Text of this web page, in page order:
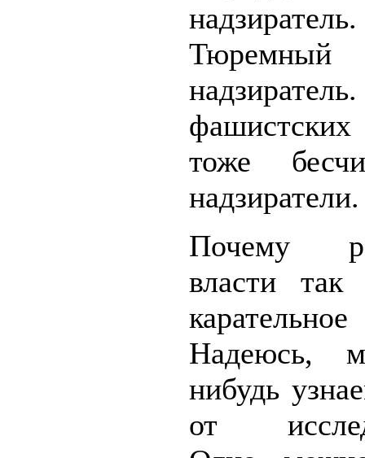
надзиратель.
Тюремный
тоже
надзиратели.
Почему
власти так
Надеюсь,
нибудь
от